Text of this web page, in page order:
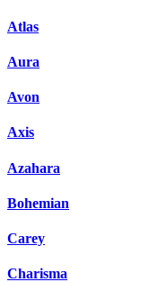
Atlas
Aura
Avon
Axis
Azahara
Bohemian
Carey
Charisma